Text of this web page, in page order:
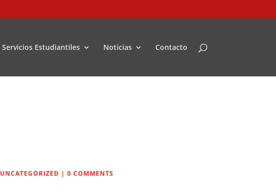
Servicios Estudiantiles Noticias Contacto
UNCATEGORIZED | 0 COMMENTS